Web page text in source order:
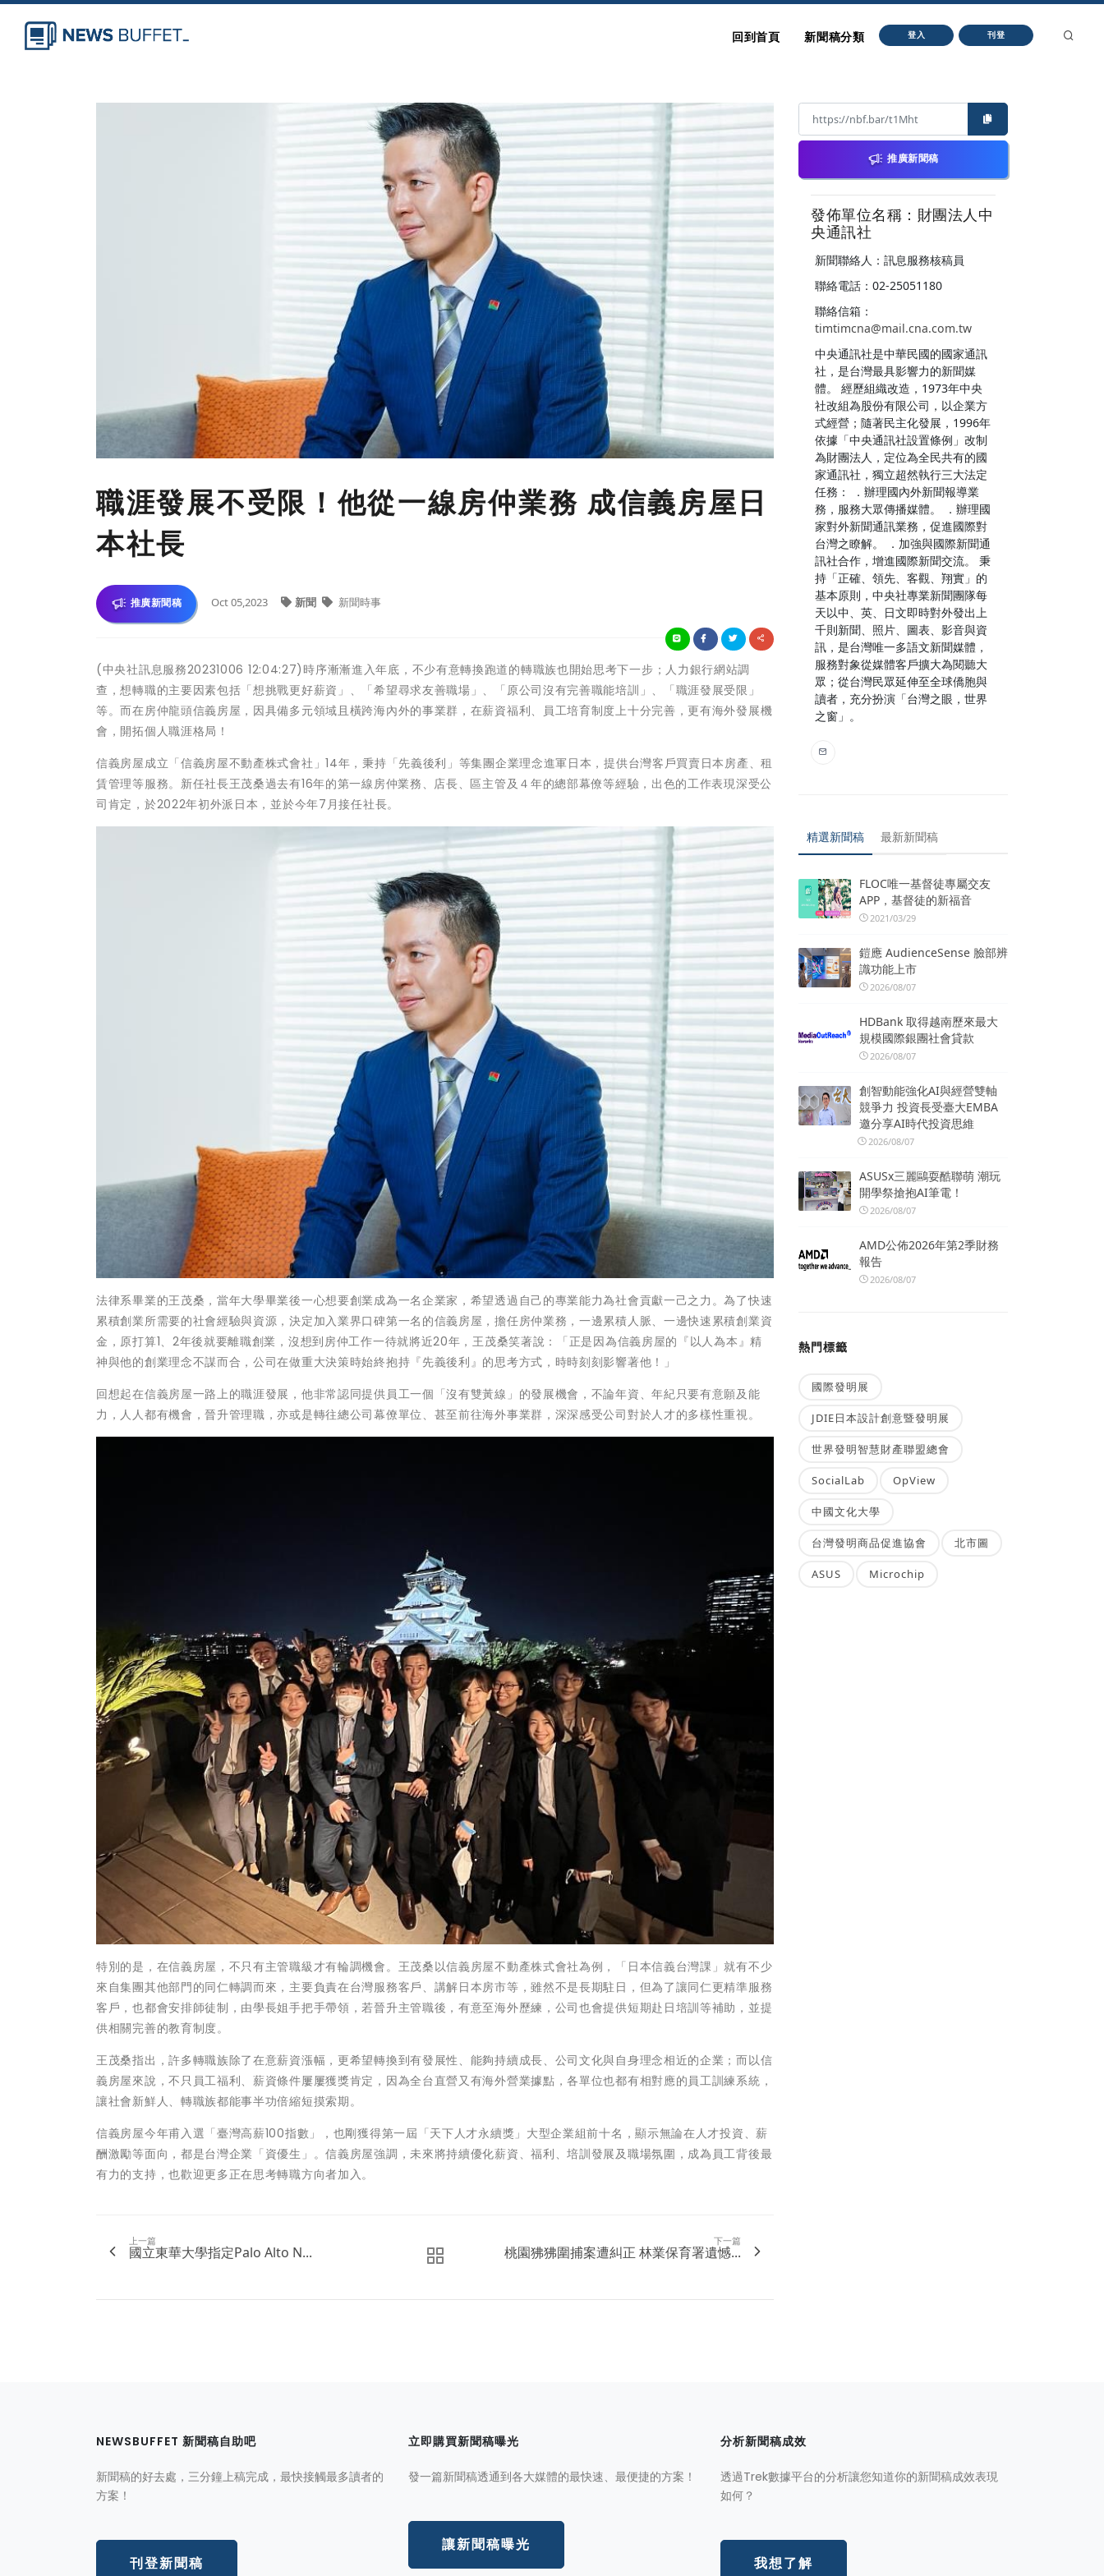
回到首頁 新聞稿分類 登入 刊登
職涯發展不受限！他從一線房仲業務 成信義房屋日
本社長
推廣新聞稿 Oct 05,2023 新聞 新聞時事
(中央社訊息服務20231006 12:04:27)時序漸漸進入年底，不少有意轉換跑道的轉職族也開始思考下一步；人力銀行網站調
查，想轉職的主要因素包括「想挑戰更好薪資」、「希望尋求友善職場」、「原公司沒有完善職能培訓」、「職涯發展受限」
等。而在房仲龍頭信義房屋，因具備多元領域且橫跨海內外的事業群，在薪資福利、員工培育制度上十分完善，更有海外發展機
會，開拓個人職涯格局！
信義房屋成立「信義房屋不動產株式會社」14年，秉持「先義後利」等集團企業理念進軍日本，提供台灣客戶買賣日本房產、租
賃管理等服務。新任社長王茂桑過去有16年的第一線房仲業務、店長、區主管及４年的總部幕僚等經驗，出色的工作表現深受公
司肯定，於2022年初外派日本，並於今年7月接任社長。
法律系畢業的王茂桑，當年大學畢業後一心想要創業成為一名企業家，希望透過自己的專業能力為社會貢獻一己之力。為了快速
累積創業所需要的社會經驗與資源，決定加入業界口碑第一名的信義房屋，擔任房仲業務，一邊累積人脈、一邊快速累積創業資
金，原打算1、2年後就要離職創業，沒想到房仲工作一待就將近20年，王茂桑笑著說：「正是因為信義房屋的『以人為本』精
神與他的創業理念不謀而合，公司在做重大決策時始終抱持『先義後利』的思考方式，時時刻刻影響著他！」
回想起在信義房屋一路上的職涯發展，他非常認同提供員工一個「沒有雙黃線」的發展機會，不論年資、年紀只要有意願及能
力，人人都有機會，晉升管理職，亦或是轉往總公司幕僚單位、甚至前往海外事業群，深深感受公司對於人才的多樣性重視。
特別的是，在信義房屋，不只有主管職級才有輪調機會。王茂桑以信義房屋不動產株式會社為例，「日本信義台灣課」就有不少
來自集團其他部門的同仁轉調而來，主要負責在台灣服務客戶、講解日本房市等，雖然不是長期駐日，但為了讓同仁更精準服務
客戶，也都會安排師徒制，由學長姐手把手帶領，若晉升主管職後，有意至海外歷練，公司也會提供短期赴日培訓等補助，並提
供相關完善的教育制度。
王茂桑指出，許多轉職族除了在意薪資漲幅，更希望轉換到有發展性、能夠持續成長、公司文化與自身理念相近的企業；而以信
義房屋來說，不只員工福利、薪資條件屢屢獲獎肯定，因為全台直營又有海外營業據點，各單位也都有相對應的員工訓練系統，
讓社會新鮮人、轉職族都能事半功倍縮短摸索期。
信義房屋今年甫入選「臺灣高薪100指數」，也剛獲得第一屆「天下人才永續獎」大型企業組前十名，顯示無論在人才投資、薪
酬激勵等面向，都是台灣企業「資優生」。信義房屋強調，未來將持續優化薪資、福利、培訓發展及職場氛圍，成為員工背後最
有力的支持，也歡迎更多正在思考轉職方向者加入。
上一篇
國立東華大學指定Palo Alto N...
下一篇
桃園狒狒圍捕案遭糾正 林業保育署遺憾...
推廣新聞稿
發佈單位名稱：財團法人中
央通訊社
新聞聯絡人：訊息服務核稿員
聯絡電話：02-25051180
聯絡信箱：
timtimcna@mail.cna.com.tw
中央通訊社是中華民國的國家通訊
社，是台灣最具影響力的新聞媒
體。 經歷組織改造，1973年中央
社改組為股份有限公司，以企業方
式經營；隨著民主化發展，1996年
依據「中央通訊社設置條例」改制
為財團法人，定位為全民共有的國
家通訊社，獨立超然執行三大法定
任務： ．辦理國內外新聞報導業
務，服務大眾傳播媒體。 ．辦理國
家對外新聞通訊業務，促進國際對
台灣之瞭解。 ．加強與國際新聞通
訊社合作，增進國際新聞交流。 秉
持「正確、領先、客觀、翔實」的
基本原則，中央社專業新聞團隊每
天以中、英、日文即時對外發出上
千則新聞、照片、圖表、影音與資
訊，是台灣唯一多語文新聞媒體，
服務對象從媒體客戶擴大為閱聽大
眾；從台灣民眾延伸至全球僑胞與
讀者，充分扮演「台灣之眼，世界
之窗」。
精選新聞稿 最新新聞稿
FLOC唯一基督徒專屬交友
APP，基督徒的新福音
2021/03/29
鎧應 AudienceSense 臉部辨
識功能上市
2026/08/07
HDBank 取得越南歷來最大
規模國際銀團社會貸款
2026/08/07
創智動能強化AI與經營雙軸
競爭力 投資長受臺大EMBA
邀分享AI時代投資思維
2026/08/07
ASUSx三麗鷗耍酷聯萌 潮玩
開學祭搶抱AI筆電！
2026/08/07
AMD公佈2026年第2季財務
報告
2026/08/07
熱門標籤
國際發明展
JDIE日本設計創意暨發明展
世界發明智慧財產聯盟總會
SocialLab OpView
中國文化大學
台灣發明商品促進協會 北市圖
ASUS Microchip
NEWSBUFFET 新聞稿自助吧
新聞稿的好去處，三分鐘上稿完成，最快接觸最多讀者的
方案！
刊登新聞稿
立即購買新聞稿曝光
發一篇新聞稿透通到各大媒體的最快速、最便捷的方案！
讓新聞稿曝光
分析新聞稿成效
透過Trek數據平台的分析讓您知道你的新聞稿成效表現
如何？
我想了解